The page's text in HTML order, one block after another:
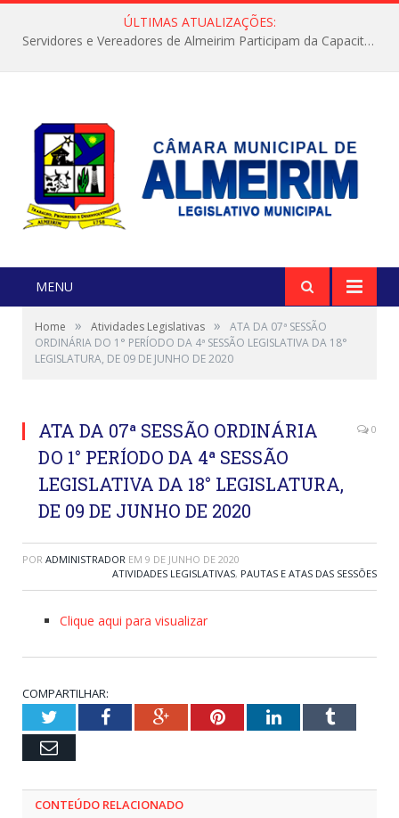
ÚLTIMAS ATUALIZAÇÕES:
Servidores e Vereadores de Almeirim Participam da Capacitação “Orientar é a Nossa Missão”
MENU
Home » Atividades Legislativas »
ATA DA 07ª SESSÃO
ORDINÁRIA DO 1° PERÍODO DA 4ª SESSÃO LEGISLATIVA DA 18°
LEGISLATURA, DE 09 DE JUNHO DE 2020
ATA DA 07ª SESSÃO ORDINÁRIA
DO 1° PERÍODO DA 4ª SESSÃO
LEGISLATIVA DA 18° LEGISLATURA,
DE 09 DE JUNHO DE 2020
0
POR ADMINISTRADOR EM 9 DE JUNHO DE 2020
ATIVIDADES LEGISLATIVAS, PAUTAS E ATAS DAS SESSÕES
Clique aqui para visualizar
COMPARTILHAR:
TwitterFacebookGoogle+PinterestLinkedInTumblr
Email
CONTEÚDO RELACIONADO